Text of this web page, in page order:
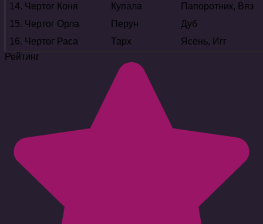
14. Чертог Коня
Купала
Папоротник, Вяз
15. Чертог Орла
Перун
Дуб
16. Чертог Раса
Тарх
Ясень, Игг
Рейтинг